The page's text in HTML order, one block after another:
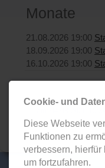
Monate
21.08.2026 19:00
18.09.2026 19:00
16.10.2026 19:00
Aktualisiert:
©
Cookie- und
Diese Webseite
Funktionen zu
verbessern,
um fortzufahren.